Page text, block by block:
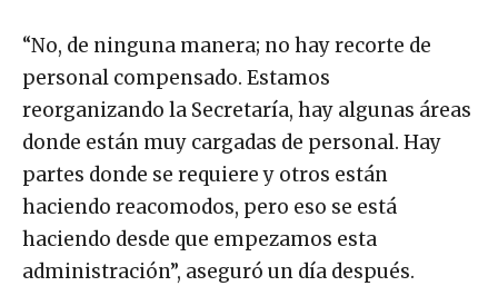
“No, de ninguna manera; no hay recorte de
personal compensado. Estamos
reorganizando la Secretaría, hay algunas áreas
donde están muy cargadas de personal. Hay
partes donde se requiere y otros están
haciendo reacomodos, pero eso se está
haciendo desde que empezamos esta
administración”, aseguró un día después.